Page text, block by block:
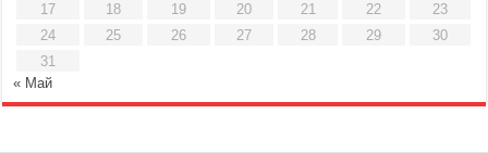
17
18 19 20 21 22
23
24
25 26 27 28 29
30
31
« Май